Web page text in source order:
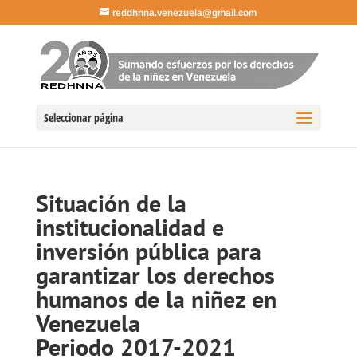
reddhnna.venezuela@gmail.com
Seleccionar página
Situación de la
institucionalidad e
inversión pública para
garantizar los derechos
humanos de la niñez en
Venezuela
Periodo 2017-2021